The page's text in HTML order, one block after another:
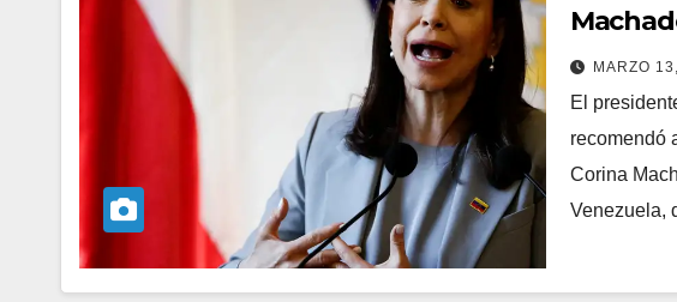
MARZO
El
recomendó
Corina
Venezuela,
SEGURIDAD
Encuentran a joven